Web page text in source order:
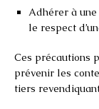
Adhérer à
le respect
Ces précautions
prévenir les
tiers